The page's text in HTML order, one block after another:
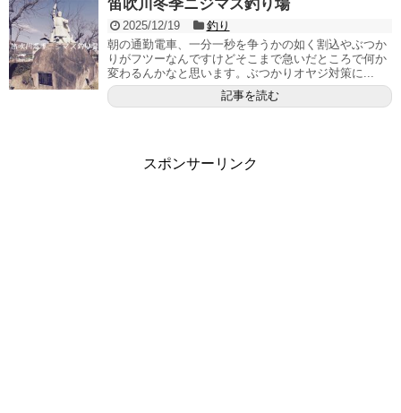
笛吹川冬季ニジマス釣り場
2025/12/19
釣り
朝の通勤電車、一分一秒を争うかの如く割込やぶつか
りがフツーなんですけどそこまで急いだところで何か
変わるんかなと思います。ぶつかりオヤジ対策に...
記事を読む
スポンサーリンク